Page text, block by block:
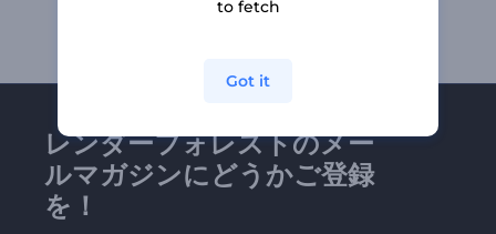
レンダーフォレストのメー
ルマガジンにどうかご登録
を！
to fetch
Got it